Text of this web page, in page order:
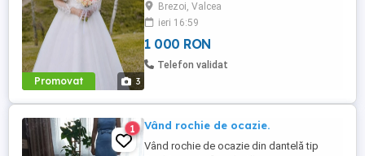
Promovat 3
Brezoi, Valcea
ieri 16:59
1 000 RON
Telefon validat
1 Vând rochie de ocazie.
Vând rochie de ocazie din dantelă tip